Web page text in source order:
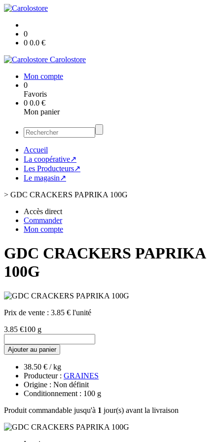
0
0 0.0 €
Carolostore
Mon compte
0
Favoris
0 0.0 €
Mon panier
Accueil
La coopérative↗
Les Producteurs↗
Le magasin↗
> GDC CRACKERS PAPRIKA 100G
Accès direct
Commander
Mon compte
GDC CRACKERS PAPRIKA
100G
Prix de vente : 3.85 € l'unité
3.85 €100 g
Ajouter au panier
38.50 € / kg
Producteur : GRAINES
Origine : Non définit
Conditionnement : 100 g
Produit commandable jusqu'à 1 jour(s) avant la livraison